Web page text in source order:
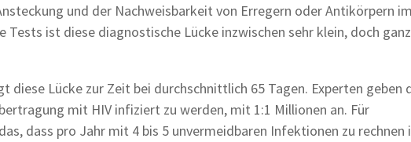
und der Nachweisbarkeit von Erregern oder Antikörpern im
Tests ist diese diagnostische Lücke inzwischen sehr klein, doch
diese Lücke zur Zeit bei durchschnittlich 65 Tagen. Experten geben
mit HIV infiziert zu werden, mit 1:1 Millionen an. Für
dass pro Jahr mit 4 bis 5 unvermeidbaren Infektionen zu rechnen